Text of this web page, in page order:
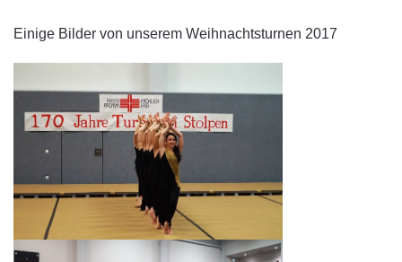
Einige Bilder von unserem Weihnachtsturnen 2017